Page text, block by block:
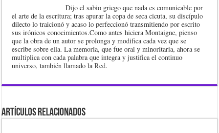
Dijo el sabio griego que nada es comunicable por
el arte de la escritura; tras apurar la copa de seca cicuta, su discípulo
dilecto lo traicionó y acaso lo perfeccionó transmitiendo por escrito
sus irónicos conocimientos.Como antes hiciera Montaigne, pienso
que la obra de un autor se prolonga y modifica cada vez que se
escribe sobre ella. La memoria, que fue oral y minoritaria, ahora se
multiplica con cada palabra que integra y justifica el continuo
universo, también llamado la Red.
Artículos Relacionados